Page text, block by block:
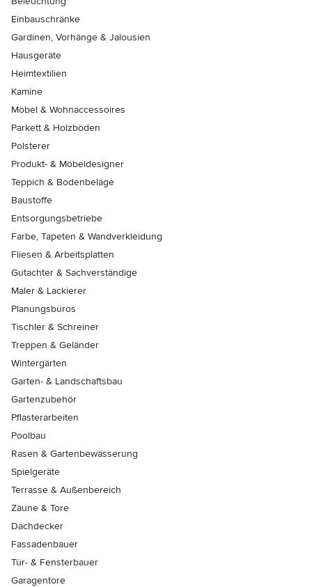
Einbauschränke
Gardinen, Vorhänge & Jalousien
Hausgeräte
Heimtextilien
Kamine
Möbel & Wohnaccessoires
Parkett & Holzböden
Polsterer
Produkt- & Möbeldesigner
Teppich & Bodenbeläge
Baustoffe
Entsorgungsbetriebe
Farbe, Tapeten & Wandverkleidung
Fliesen & Arbeitsplatten
Gutachter & Sachverständige
Maler & Lackierer
Planungsbüros
Tischler & Schreiner
Treppen & Geländer
Wintergärten
Garten- & Landschaftsbau
Gartenzubehör
Pflasterarbeiten
Poolbau
Rasen & Gartenbewässerung
Spielgeräte
Terrasse & Außenbereich
Zäune & Tore
Dachdecker
Fassadenbauer
Tür- & Fensterbauer
Garagentore